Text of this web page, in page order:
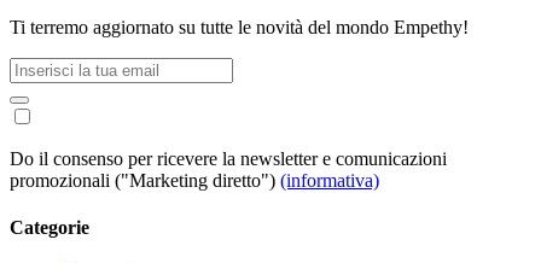
Ti terremo aggiornato su tutte le novità del mondo Empethy!
Do il consenso per ricevere la newsletter e comunicazioni
promozionali ("Marketing diretto") (informativa)
Categorie